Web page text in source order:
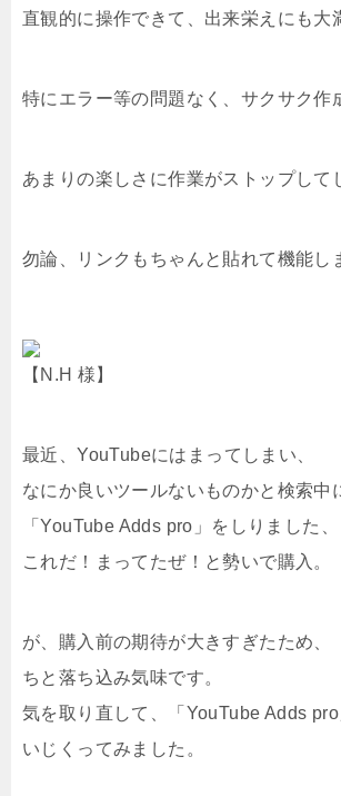
直観的に操作できて、出来栄えにも大
特にエラー等の問題なく、サクサク作
あまりの楽しさに作業がストップして
勿論、リンクもちゃんと貼れて機能し
【N.H 様】
最近、YouTubeにはまってしまい、
なにか良いツールないものかと検索中
「YouTube Adds pro」をしりました、
これだ！まってたぜ！と勢いで購入。
が、購入前の期待が大きすぎたため、
ちと落ち込み気味です。
気を取り直して、「YouTube Adds pro
いじくってみました。